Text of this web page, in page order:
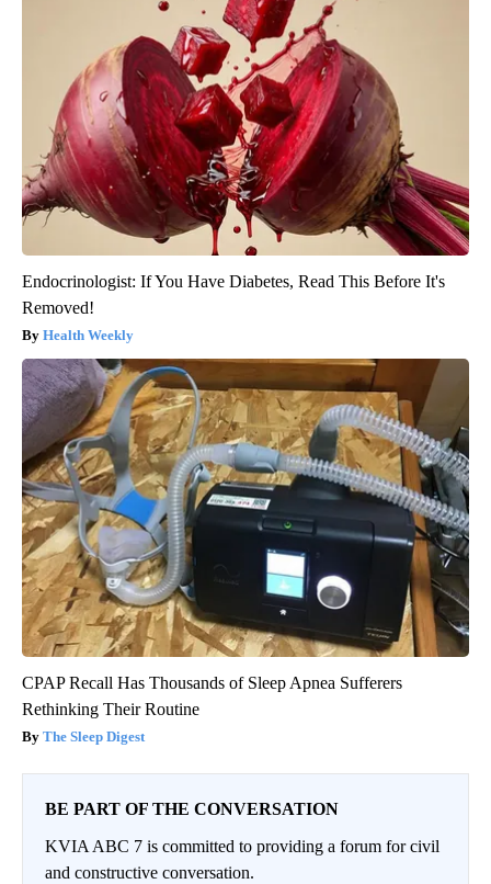
Endocrinologist: If You Have Diabetes, Read This Before It's
Removed!
Health Weekly
CPAP Recall Has Thousands of Sleep Apnea Sufferers
Rethinking Their Routine
The Sleep Digest
BE PART OF THE CONVERSATION
KVIA ABC 7 is committed to providing a forum for civil
and constructive conversation.